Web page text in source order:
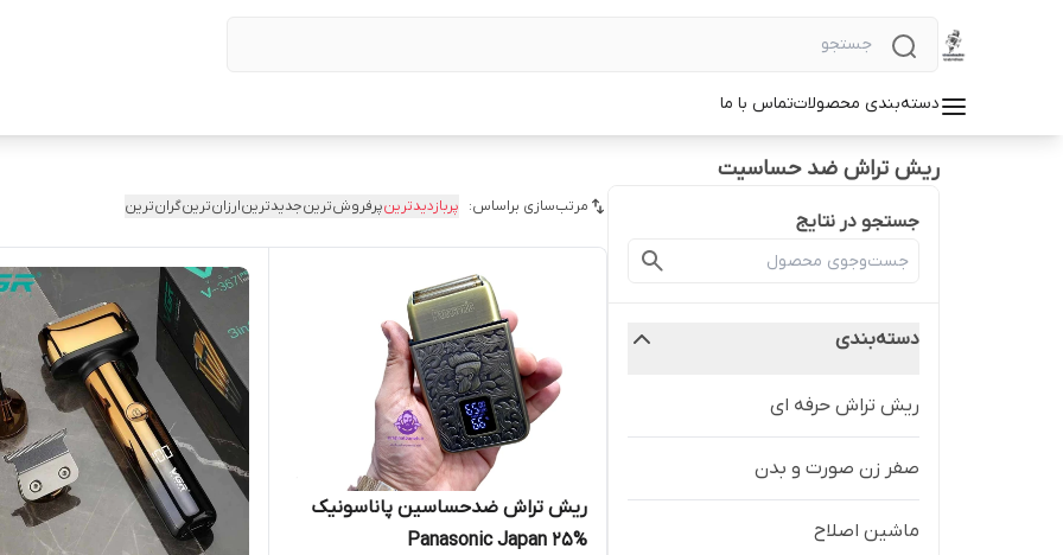
دسته‌بندی محصولاتتماس با ما
ریش تراش ضد حساسیت
جستجو در نتایج
دسته‌بندی
ریش تراش حرفه ای
صفر زن صورت و بدن
ماشین اصلاح
مرتب‌سازی براساس: پربازدیدترینپرفروش‌ترینجدیدترینارزان‌ترینگران‌ترین
ریش تراش ضدحساسین پاناسونیک
Panasonic Japan 25%